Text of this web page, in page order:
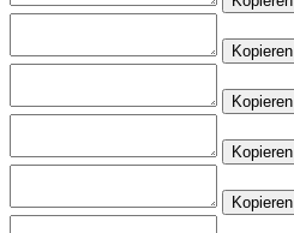
Kopieren
Kopieren
Kopieren
Kopieren